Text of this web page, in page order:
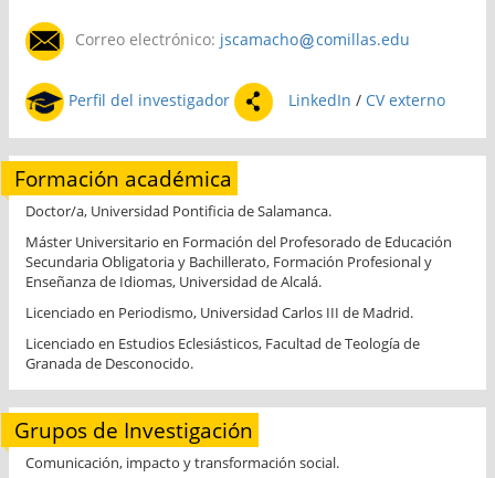
Correo electrónico: jscamacho comillas.edu
Perfil del investigador LinkedIn / CV externo
Formación académica
Doctor/a, Universidad Pontificia de Salamanca.
Máster Universitario en Formación del Profesorado de Educación
Secundaria Obligatoria y Bachillerato, Formación Profesional y
Enseñanza de Idiomas, Universidad de Alcalá.
Licenciado en Periodismo, Universidad Carlos III de Madrid.
Licenciado en Estudios Eclesiásticos, Facultad de Teología de
Granada de Desconocido.
Grupos de Investigación
Comunicación, impacto y transformación social.